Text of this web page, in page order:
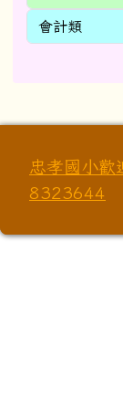
忠孝國小歡
8323644